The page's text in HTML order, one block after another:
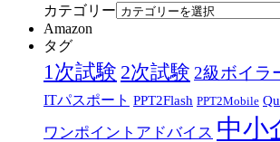
カテゴリー
Amazon
タグ
1次試験 2次試験 2級ボイラ
ITパスポート PPT2Flash PPT2Mobile
ワンポイントアドバイス 中小